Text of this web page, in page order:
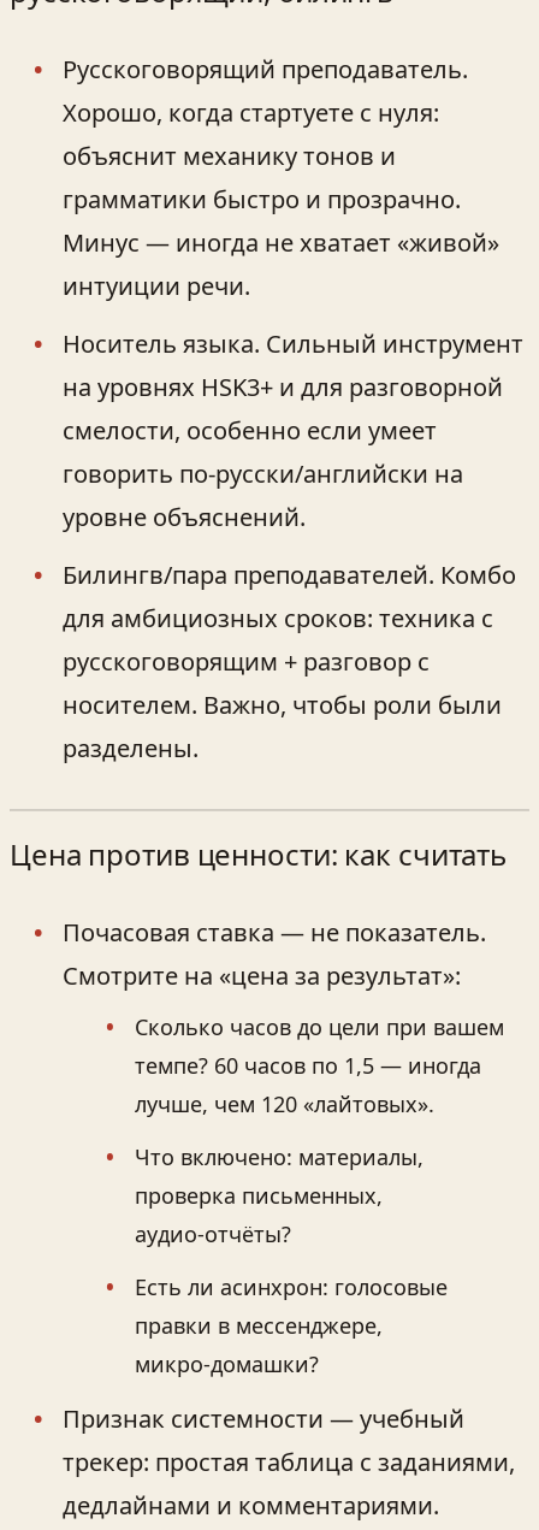
Русскоговорящий преподаватель.
Хорошо, когда стартуете с нуля:
объяснит механику тонов и
грамматики быстро и прозрачно.
Минус — иногда не хватает «живой»
интуиции речи.
Носитель языка. Сильный инструмент
на уровнях HSK3+ и для разговорной
смелости, особенно если умеет
говорить по‑русски/английски на
уровне объяснений.
Билингв/пара преподавателей. Комбо
для амбициозных сроков: техника с
русскоговорящим + разговор с
носителем. Важно, чтобы роли были
разделены.
Цена против ценности: как считать
Почасовая ставка — не показатель.
Смотрите на «цена за результат»:
Сколько часов до цели при вашем
темпе? 60 часов по 1,5 — иногда
лучше, чем 120 «лайтовых».
Что включено: материалы,
проверка письменных,
аудио‑отчёты?
Есть ли асинхрон: голосовые
правки в мессенджере,
микро‑домашки?
Признак системности — учебный
трекер: простая таблица с заданиями,
дедлайнами и комментариями.